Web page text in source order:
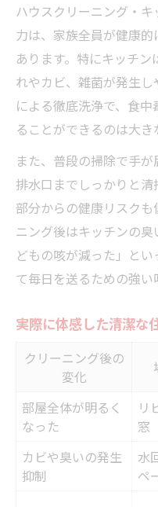
ハウスクリーニング・
力は、家族全員が健康
あります。特にキッチ
れやカビ、雑菌が発生
による徹底洗浄で、食
ることができるのは大き
また、普段の掃除で手
排水口までしっかりと
部分からの健康リスク
ニング後はキッチンの
どもの咳が減った」と
て毎日を送るための強い
実際に体感した清潔な
クリーニング後の
変化
部屋全体が明るく
なった
リ
窓
カビや臭いの発生
抑制
水
ペ